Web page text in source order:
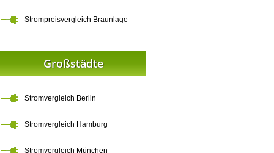
Strompreisvergleich Braunlage
Großstädte
Stromvergleich Berlin
Stromvergleich Hamburg
Stromvergleich München